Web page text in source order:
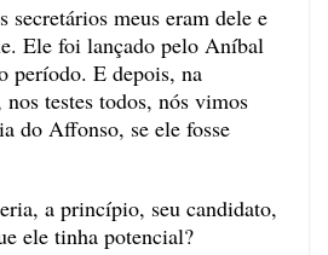
secretários meus eram dele e
Ele foi lançado pelo Aníbal
período. E depois, na
testes todos, nós vimos
do Affonso, se ele fosse
a princípio, seu candidato,
ele tinha potencial?